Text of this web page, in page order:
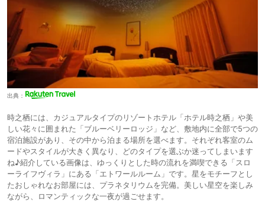
出典：
時之栖には、カジュアルタイプのリゾートホテル「ホテル時之栖」や美
しい花々に囲まれた「ブルーベリーロッジ」など、敷地内に全部で5つの
宿泊施設があり、その中から泊まる場所を選べます。それぞれ客室のム
ードやスタイルが大きく異なり、どのタイプを選ぶか迷ってしまいます
ね♪紹介している画像は、ゆっくりとした時の流れを満喫できる「スロ
ーライフヴィラ」にある「エトワールルーム」です。星をモチーフとし
たおしゃれなお部屋には、プラネタリウムを完備。美しい星空を楽しみ
ながら、ロマンティックな一夜が過ごせます。